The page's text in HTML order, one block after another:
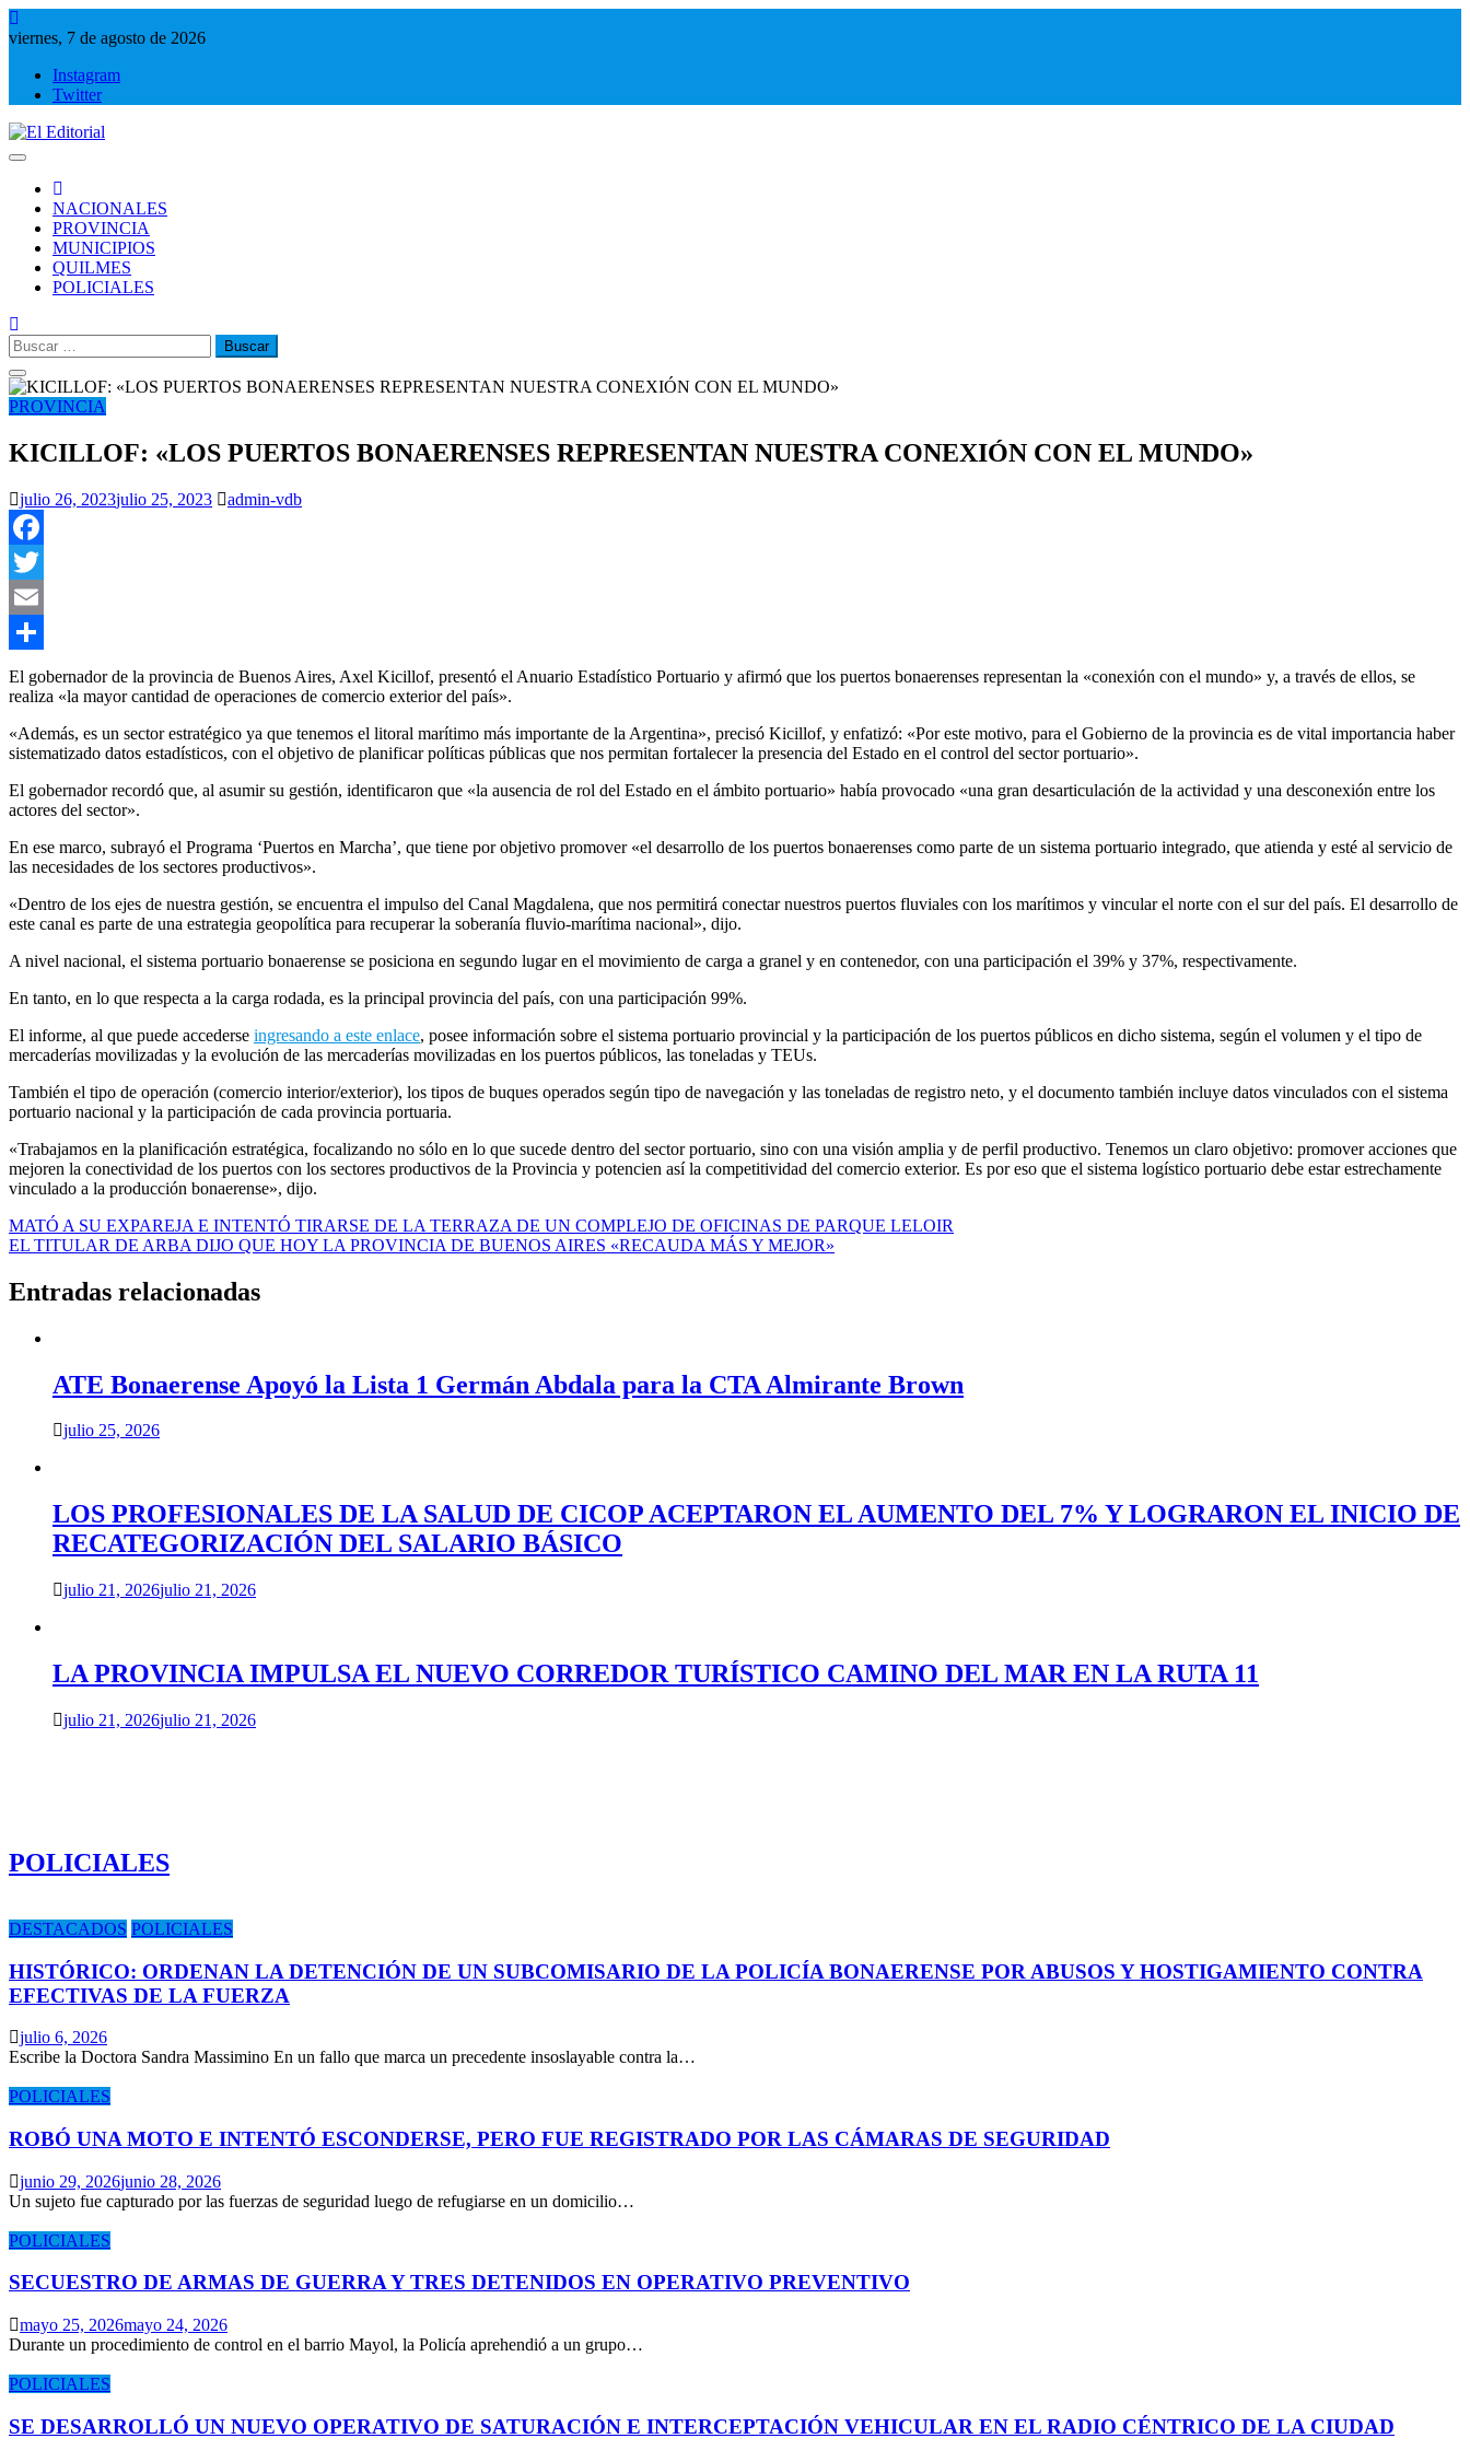
Saltar
al
viernes, 7 de agosto de 2026
Instagram
Twitter
NACIONALES
PROVINCIA
MUNICIPIOS
QUILMES
POLICIALES
Buscar:
PROVINCIA
KICILLOF: «LOS PUERTOS BONAERENSES REPRESENTAN NUESTRA CONEXIÓN CON EL MUNDO»
julio 26, 2023julio 25, 2023 admin-vdb
Facebook
Twitter
Email
Compartir
El gobernador de la provincia de Buenos Aires, Axel Kicillof, presentó el Anuario Estadístico Portuario y afirmó que los puertos bonaerenses representan la «conexión con el mundo» y, a través de ellos, se
realiza «la mayor cantidad de operaciones de comercio exterior del país».
«Además, es un sector estratégico ya que tenemos el litoral marítimo más importante de la Argentina», precisó Kicillof, y enfatizó: «Por este motivo, para el Gobierno de la provincia es de vital importancia haber
sistematizado datos estadísticos, con el objetivo de planificar políticas públicas que nos permitan fortalecer la presencia del Estado en el control del sector portuario».
El gobernador recordó que, al asumir su gestión, identificaron que «la ausencia de rol del Estado en el ámbito portuario» había provocado «una gran desarticulación de la actividad y una desconexión entre los
actores del sector».
En ese marco, subrayó el Programa ‘Puertos en Marcha’, que tiene por objetivo promover «el desarrollo de los puertos bonaerenses como parte de un sistema portuario integrado, que atienda y esté al servicio de
las necesidades de los sectores productivos».
«Dentro de los ejes de nuestra gestión, se encuentra el impulso del Canal Magdalena, que nos permitirá conectar nuestros puertos fluviales con los marítimos y vincular el norte con el sur del país. El desarrollo de
este canal es parte de una estrategia geopolítica para recuperar la soberanía fluvio-marítima nacional», dijo.
A nivel nacional, el sistema portuario bonaerense se posiciona en segundo lugar en el movimiento de carga a granel y en contenedor, con una participación el 39% y 37%, respectivamente.
En tanto, en lo que respecta a la carga rodada, es la principal provincia del país, con una participación 99%.
El informe, al que puede accederse ingresando a este enlace, posee información sobre el sistema portuario provincial y la participación de los puertos públicos en dicho sistema, según el volumen y el tipo de
mercaderías movilizadas y la evolución de las mercaderías movilizadas en los puertos públicos, las toneladas y TEUs.
También el tipo de operación (comercio interior/exterior), los tipos de buques operados según tipo de navegación y las toneladas de registro neto, y el documento también incluye datos vinculados con el sistema
portuario nacional y la participación de cada provincia portuaria.
«Trabajamos en la planificación estratégica, focalizando no sólo en lo que sucede dentro del sector portuario, sino con una visión amplia y de perfil productivo. Tenemos un claro objetivo: promover acciones que
mejoren la conectividad de los puertos con los sectores productivos de la Provincia y potencien así la competitividad del comercio exterior. Es por eso que el sistema logístico portuario debe estar estrechamente
vinculado a la producción bonaerense», dijo.
Navegación
de
entradas
MATÓ A SU EXPAREJA E INTENTÓ TIRARSE DE LA TERRAZA DE UN COMPLEJO DE OFICINAS DE PARQUE LELOIR
EL TITULAR DE ARBA DIJO QUE HOY LA PROVINCIA DE BUENOS AIRES «RECAUDA MÁS Y MEJOR»
Entradas relacionadas
ATE Bonaerense Apoyó la Lista 1 Germán Abdala para la CTA Almirante Brown
julio 25, 2026
LOS PROFESIONALES DE LA SALUD DE CICOP ACEPTARON EL AUMENTO DEL 7% Y LOGRARON EL INICIO DE
RECATEGORIZACIÓN DEL SALARIO BÁSICO
julio 21, 2026julio 21, 2026
LA PROVINCIA IMPULSA EL NUEVO CORREDOR TURÍSTICO CAMINO DEL MAR EN LA RUTA 11
julio 21, 2026julio 21, 2026
POLICIALES
DESTACADOS POLICIALES
HISTÓRICO: ORDENAN LA DETENCIÓN DE UN SUBCOMISARIO DE LA POLICÍA BONAERENSE POR ABUSOS Y HOSTIGAMIENTO CONTRA
EFECTIVAS DE LA FUERZA
julio 6, 2026
Escribe la Doctora Sandra Massimino En un fallo que marca un precedente insoslayable contra la…
POLICIALES
ROBÓ UNA MOTO E INTENTÓ ESCONDERSE, PERO FUE REGISTRADO POR LAS CÁMARAS DE SEGURIDAD
junio 29, 2026junio 28, 2026
Un sujeto fue capturado por las fuerzas de seguridad luego de refugiarse en un domicilio…
POLICIALES
SECUESTRO DE ARMAS DE GUERRA Y TRES DETENIDOS EN OPERATIVO PREVENTIVO
mayo 25, 2026mayo 24, 2026
Durante un procedimiento de control en el barrio Mayol, la Policía aprehendió a un grupo…
POLICIALES
SE DESARROLLÓ UN NUEVO OPERATIVO DE SATURACIÓN E INTERCEPTACIÓN VEHICULAR EN EL RADIO CÉNTRICO DE LA CIUDAD